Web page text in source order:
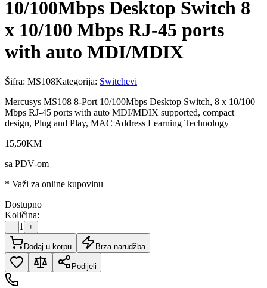
10/100Mbps Desktop Switch 8
x 10/100 Mbps RJ-45 ports
with auto MDI/MDIX
Šifra: MS108Kategorija: Switchevi
Mercusys MS108 8-Port 10/100Mbps Desktop Switch, 8 x 10/100
Mbps RJ-45 ports with auto MDI/MDIX supported, compact
design, Plug and Play, MAC Address Learning Technology
15,50KM
sa PDV-om
* Važi za online kupovinu
Dostupno
Količina:
− 1 +
Dodaj u korpu Brza narudžba
Podijeli